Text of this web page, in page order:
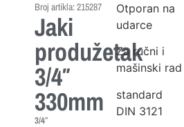
Broj artikla: 215287
Jaki
produžetak
3/4″
330mm
3/4″
Otporan na
udarce
Za ručni i
mašinski rad
standard
DIN 3121